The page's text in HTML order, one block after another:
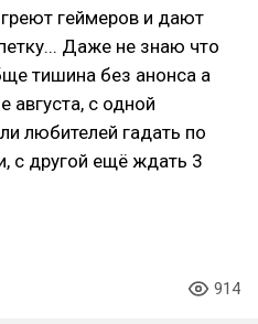
геймеров и дают
Даже не знаю что
тишина без анонса а
с одной
любителей гадать по
с другой ещё ждать 3
914